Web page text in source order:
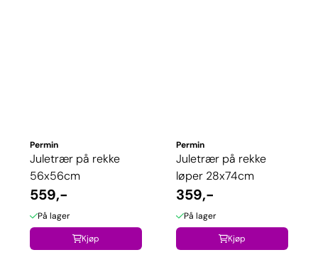
Permin
Juletrær på rekke
56x56cm
559,-
På lager
Kjøp
Permin
Juletrær på rekke
løper 28x74cm
359,-
På lager
Kjøp